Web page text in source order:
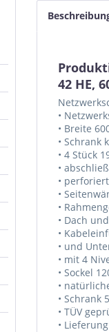
42 HE,
•
• Breite
• Schrank
• 4 Stück
•
•
•
•
• Dach
•
• und
• mit 4
• Sockel
•
• Schrank
• TÜV
•